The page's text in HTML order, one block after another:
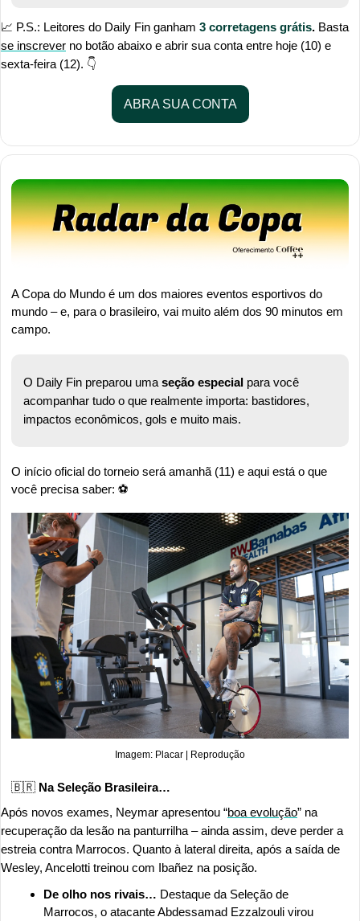
📈 P.S.: Leitores do Daily Fin ganham 3 corretagens grátis.
se inscrever no botão abaixo e abrir sua conta entre hoje (10) e
sexta-feira (12). 👇
ABRA SUA CONTA
A Copa do Mundo é um dos maiores eventos esportivos do
mundo – e, para o brasileiro, vai muito além dos 90 minutos em
campo.
O Daily Fin preparou uma seção especial para você
acompanhar tudo o que realmente importa: bastidores,
impactos econômicos, gols e muito mais.
O início oficial do torneio será amanhã (11) e aqui está o que
você precisa saber: ⚽
Imagem: Placar | Reprodução
🇧🇷 Na Seleção Brasileira…
Após novos exames, Neymar apresentou “boa evolução” na
recuperação da lesão na panturrilha – ainda assim, deve perder a
estreia contra Marrocos. Quanto à lateral direita, após a saída de
Wesley, Ancelotti treinou com Ibañez na posição.
De olho nos rivais… Destaque da Seleção de
Marrocos, o atacante Abdessamad Ezzalzouli virou